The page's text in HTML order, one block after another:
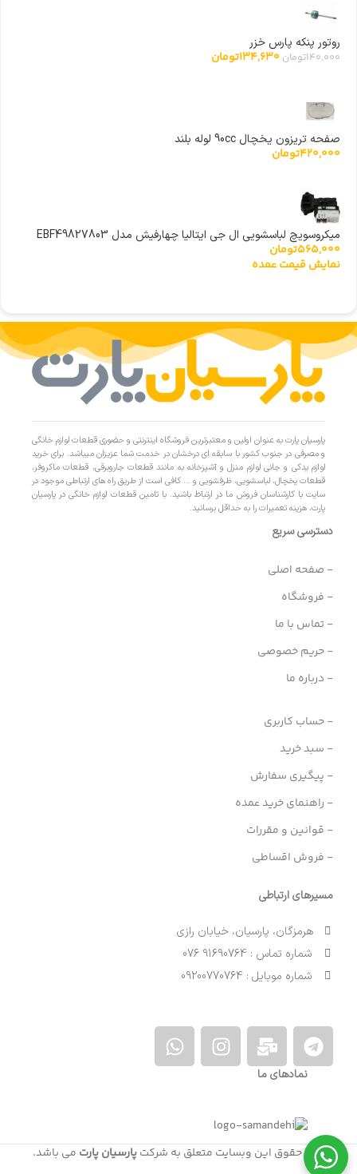
روتور پنکه پارس خزر
140,000تومان 134,630تومان
صفحه تریزون یخچال 90cc لوله بلند
420,000تومان
میکروسویچ لباسشویی ال جی ایتالیا چهارفیش مدل EBF49827803
565,000تومان
نمایش قیمت عمده
پارسیان پارت به عنوان اولین و معتبرترین فروشگاه اینترنتی و حضوری قطعات لوازم خانگی
و مصرفی در جنوب کشور با سابقه ای درخشان در خدمت شما عزیزان میباشد. برای خرید
لوازم یدکی و جانی لوازم منزل و آشپزخانه به مانند قطعات جاروبرقی، قطعات ماکروفر،
قطعات یخچال، لباسشویی، ظرفشویی و … کافی است از طریق راه های ارتباطی موجود در
سایت با کارشناسان فروش ما در ارتباط باشید. با تامین قطعات لوازم خانگی در پارسیان
پارت، هزینه تعمیرات را به حداقل برسانید.
دسترسی سریع
- صفحه اصلی
- فروشگاه
- تماس با ما
- حریم خصوصی
- درباره ما
- حساب کاربری
- سبد خرید
- پیگیری سفارش
- راهنمای خرید عمده
- قوانین و مقررات
- فروش اقساطی
مسیرهای ارتباطی
هرمزگان، پارسیان، خیابان رازی
شماره تماس : 91690764 076
شماره موبایل : 09200770764
نمادهای ما
کلیه حقوق این وبسایت متعلق به شرکتپارسیان پارت می باشد.